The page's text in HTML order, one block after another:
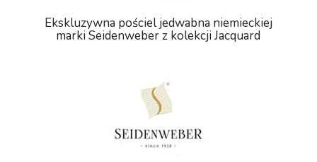
Ekskluzywna pościel jedwabna niemieckiej
marki Seidenweber z kolekcji Jacquard